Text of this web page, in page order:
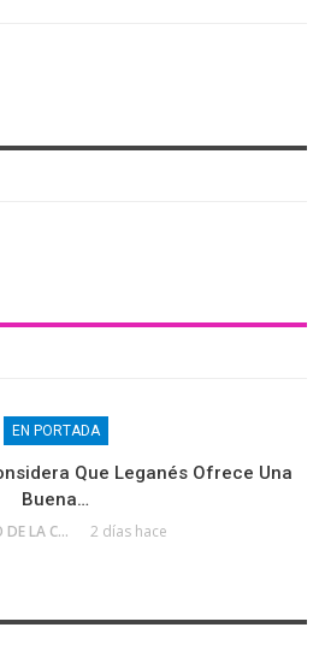
EN PORTADA
Que Leganés Ofrece Una
Buena…
AL CABO DE LA CALLE 2 días hace